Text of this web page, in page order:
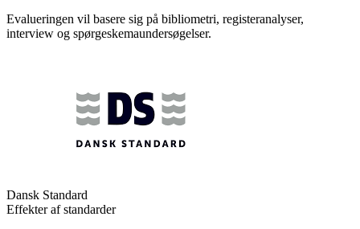
Evalueringen vil basere sig på bibliometri, registeranalyser,
interview og spørgeskemaundersøgelser.
Dansk Standard
Effekter af standarder